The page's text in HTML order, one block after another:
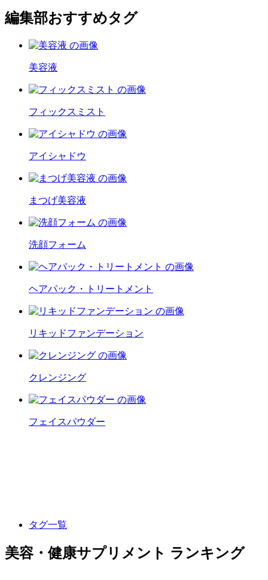
編集部おすすめタグ
美容液
フィックスミスト
アイシャドウ
まつげ美容液
洗顔フォーム
ヘアパック・トリートメント
リキッドファンデーション
クレンジング
フェイスパウダー
タグ一覧
美容・健康サプリメント ランキング